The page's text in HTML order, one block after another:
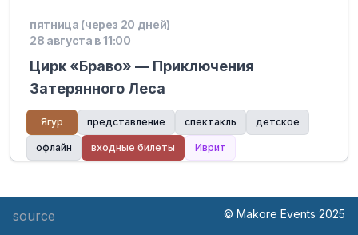
пятница (через 20 дней)
28 августа в 11:00
Цирк «Браво» — Приключения
Затерянного Леса
Ягур представление спектакль детское
офлайн входные билеты Иврит
source © Makore Events 2025